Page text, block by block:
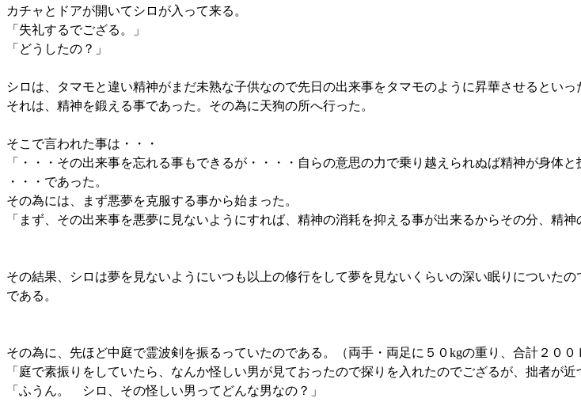
カチャとドアが開いてシロが入って来る。
「失礼するでござる。」
「どうしたの？」
シロは、タマモと違い精神がまだ未熟な子供なので先日の出来事をタマモのように昇華させるとい
それは、精神を鍛える事であった。その為に天狗の所へ行った。
そこで言われた事は・・・
「・・・その出来事を忘れる事もできるが・・・・自らの意思の力で乗り越えられぬば精神が身体
・・・であった。
その為には、まず悪夢を克服する事から始まった。
「まず、その出来事を悪夢に見ないようにすれば、精神の消耗を抑える事が出来るからその分、精
その結果、シロは夢を見ないようにいつも以上の修行をして夢を見ないくらいの深い眠りについた
である。
その為に、先ほど中庭で霊波剣を振るっていたのである。（両手・両足に５０kgの重り、合計２００
「庭で素振りをしていたら、なんか怪しい男が見ておったので探りを入れたのでござるが、拙者が
「ふうん。 シロ、その怪しい男ってどんな男なの？」